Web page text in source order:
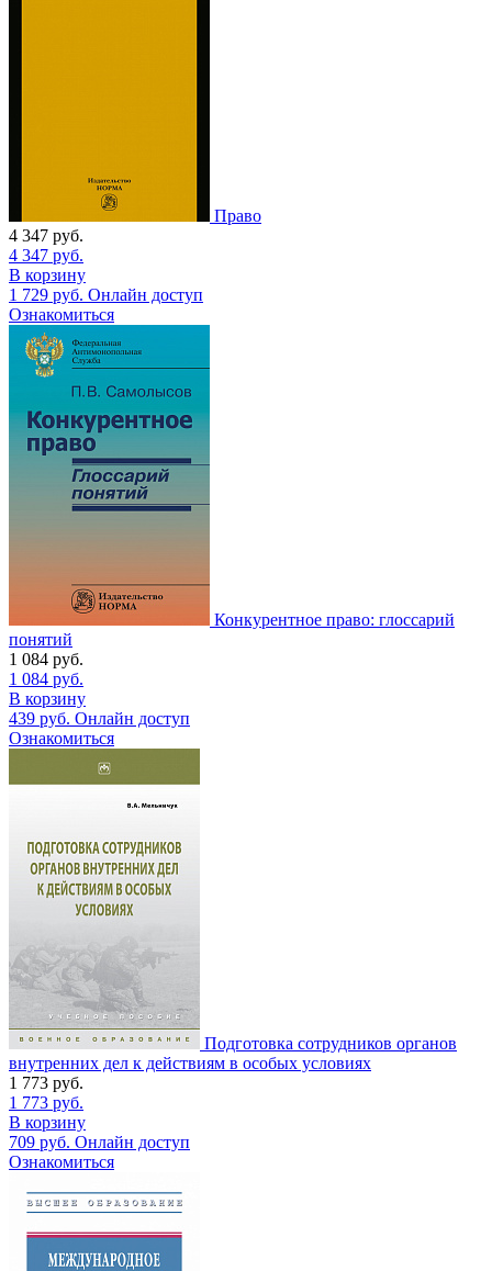
Право
4 347 руб.
4 347 руб.
В корзину
1 729 руб. Онлайн доступ
Ознакомиться
Конкурентное право: глоссарий
понятий
1 084 руб.
1 084 руб.
В корзину
439 руб. Онлайн доступ
Ознакомиться
Подготовка сотрудников органов
внутренних дел к действиям в особых условиях
1 773 руб.
1 773 руб.
В корзину
709 руб. Онлайн доступ
Ознакомиться